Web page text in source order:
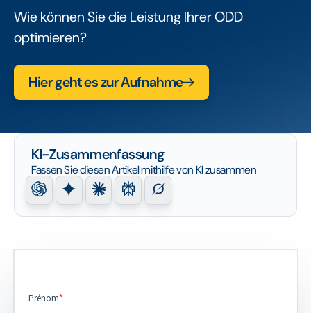
Wie können Sie die Leistung Ihrer ODD
optimieren?
Hier geht es zur Aufnahme
KI-Zusammenfassung
Fassen Sie diesen Artikel mithilfe von KI zusammen